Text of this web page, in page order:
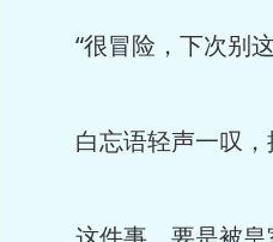
“很冒险，下次别这
白忘语轻声一叹，